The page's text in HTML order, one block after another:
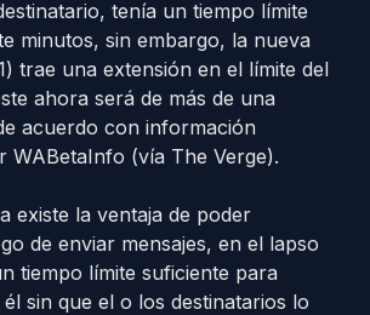
tenía un tiempo límite
minutos, sin embargo, la nueva
trae una extensión en el límite del
ahora será de más de una
acuerdo con información
WABetaInfo (vía The Verge).
existe la ventaja de poder
de enviar mensajes, en el lapso
tiempo límite suficiente para
sin que el o los destinatarios lo